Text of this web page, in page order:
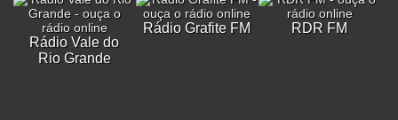
Rádio Vale do
Rio Grande
Rádio Grafite FM RDR FM